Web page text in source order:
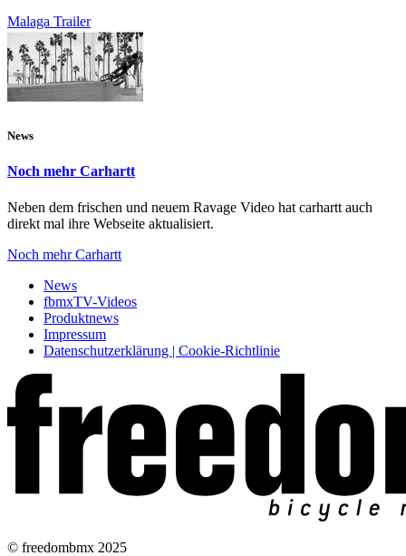
Malaga Trailer
News
Noch mehr Carhartt
Neben dem frischen und neuem Ravage Video hat carhartt auch
direkt mal ihre Webseite aktualisiert.
Noch mehr Carhartt
News
fbmxTV-Videos
Produktnews
Impressum
Datenschutzerklärung | Cookie-Richtlinie
© freedombmx 2025